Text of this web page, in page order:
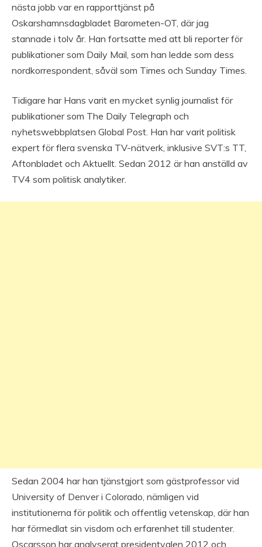
nästa jobb var en rapporttjänst på
Oskarshamnsdagbladet Barometen-OT, där jag
stannade i tolv år. Han fortsatte med att bli reporter för
publikationer som Daily Mail, som han ledde som dess
nordkorrespondent, såväl som Times och Sunday Times.
Tidigare har Hans varit en mycket synlig journalist för
publikationer som The Daily Telegraph och
nyhetswebbplatsen Global Post. Han har varit politisk
expert för flera svenska TV-nätverk, inklusive SVT:s TT,
Aftonbladet och Aktuellt. Sedan 2012 är han anställd av
TV4 som politisk analytiker.
Sedan 2004 har han tjänstgjort som gästprofessor vid
University of Denver i Colorado, nämligen vid
institutionerna för politik och offentlig vetenskap, där han
har förmedlat sin visdom och erfarenhet till studenter.
Oscarsson har analyserat presidentvalen 2012 och